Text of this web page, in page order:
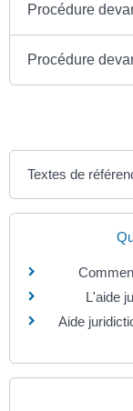
Procédure
Procédure
Textes de
L'aide
Aide